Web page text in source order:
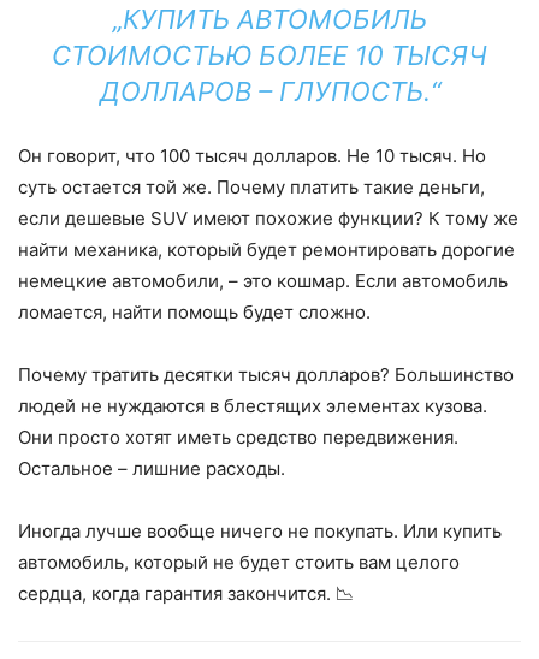
„КУПИТЬ АВТОМОБИЛЬ
СТОИМОСТЬЮ БОЛЕЕ 10 ТЫСЯЧ
ДОЛЛАРОВ – ГЛУПОСТЬ.“
Он говорит, что 100 тысяч долларов. Не 10 тысяч. Но
суть остается той же. Почему платить такие деньги,
если дешевые SUV имеют похожие функции? К тому же
найти механика, который будет ремонтировать дорогие
немецкие автомобили, – это кошмар. Если автомобиль
ломается, найти помощь будет сложно.
Почему тратить десятки тысяч долларов? Большинство
людей не нуждаются в блестящих элементах кузова.
Они просто хотят иметь средство передвижения.
Остальное – лишние расходы.
Иногда лучше вообще ничего не покупать. Или купить
автомобиль, который не будет стоить вам целого
сердца, когда гарантия закончится. 📉